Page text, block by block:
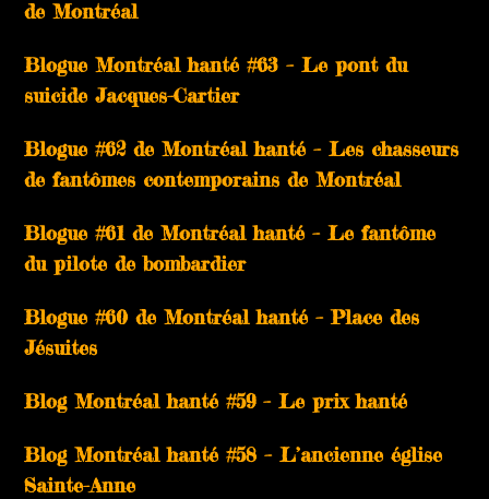
de Montréal
Blogue Montréal hanté #63 – Le pont du
suicide Jacques-Cartier
Blogue #62 de Montréal hanté – Les chasseurs
de fantômes contemporains de Montréal
Blogue #61 de Montréal hanté – Le fantôme
du pilote de bombardier
Blogue #60 de Montréal hanté – Place des
Jésuites
Blog Montréal hanté #59 – Le prix hanté
Blog Montréal hanté #58 – L’ancienne église
Sainte-Anne